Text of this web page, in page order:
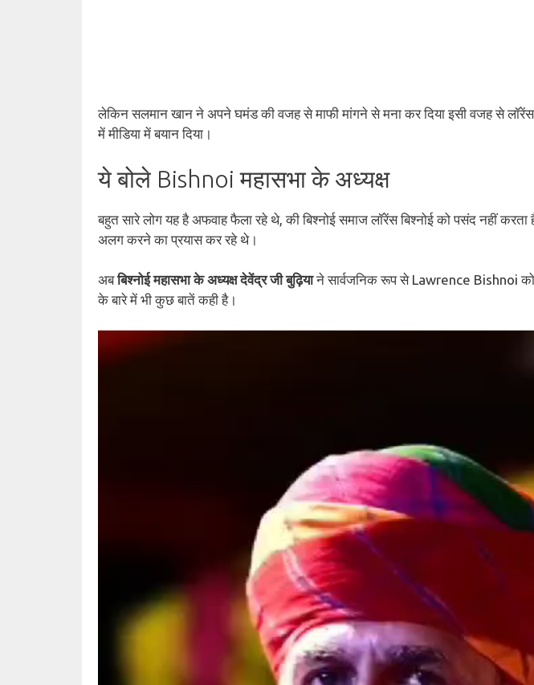
लेकिन सलमान खान ने अपने घमंड की वजह से माफी मांगने से मना कर दिया इसी वजह से
में मीडिया में बयान दिया।
ये बोले Bishnoi महासभा के अध्यक्ष
बहुत सारे लोग यह है अफवाह फैला रहे थे, की बिश्नोई समाज लॉरेंस बिश्नोई को पसंद नहीं करता
अलग करने का प्रयास कर रहे थे।
अबबिश्नोई महासभा के अध्यक्ष देवेंद्र जी बुढ़ियाने सार्वजनिक रूप से Lawrence Bishnoi को
के बारे में भी कुछ बातें कही है।